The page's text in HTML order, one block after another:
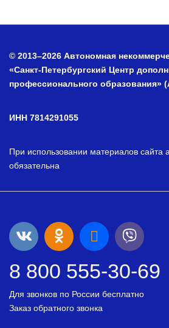
© 2013–2026 Автономная
«Санкт-Петербургский Центр
профессионального
ИНН 7814291055
При использовании материалов сайта
обязательна
8 800 555-30-69
Для звонков по России бесплатно
Заказ обратного звонка